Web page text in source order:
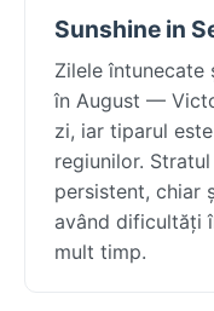
Sunshine in
Zilele întunecate
în August —
zi, iar tiparul
regiunilor.
persistent, chiar
având dificultăți
mult timp.